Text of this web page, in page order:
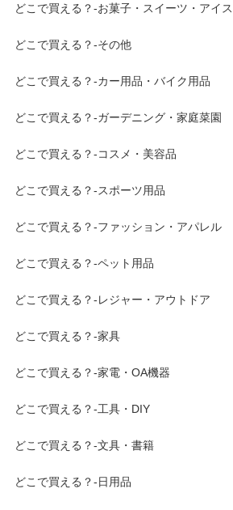
どこで買える？-お菓子・スイーツ・アイス
どこで買える？-その他
どこで買える？-カー用品・バイク用品
どこで買える？-ガーデニング・家庭菜園
どこで買える？-コスメ・美容品
どこで買える？-スポーツ用品
どこで買える？-ファッション・アパレル
どこで買える？-ペット用品
どこで買える？-レジャー・アウトドア
どこで買える？-家具
どこで買える？-家電・OA機器
どこで買える？-工具・DIY
どこで買える？-文具・書籍
どこで買える？-日用品